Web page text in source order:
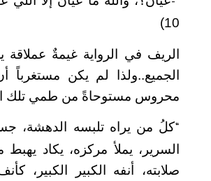
–
10)
الريف في الرواية غيمةٌ عملاقة
الجميع..ولذا لم يكن مستغرباً
محروس مستوحاةً من طمي تلك
“كلُ من يراه تلبسه الدهشة،
السرير، يملأ مركزه، يكاد يهبط
صلابته، أنفه الكبير الكبير،